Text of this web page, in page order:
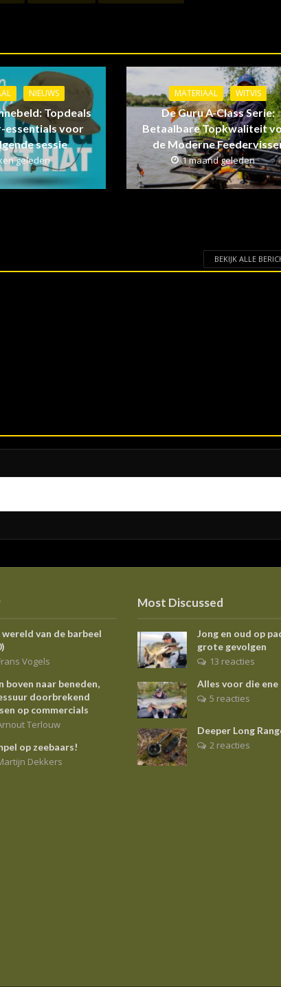
NIEUWS
Topdeals
essentials voor
sessie
geleden
MATERIAAL WITVIS
De Guru A-Class Serie:
Betaalbare Topkwaliteit
de Moderne
1 maand geleden
BEKIJK ALLE
wereld van de barbeel
Vogels
boven naar beneden,
doorbrekend
op commercials
Terlouw
op zeebaars!
Dekkers
Most Discussed
Jong en oud op
grote gevolgen
13 reacties
Alles voor die ene
5 reacties
Deeper Long
2 reacties